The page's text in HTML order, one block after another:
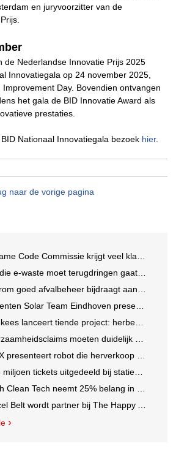
en juryvoorzitter van de
de Nederlandse Innovatie Prijs 2025
Innovatiegala op 24 november 2025,
Day. Bovendien ontvangen
het gala de BID Innovatie Award als
prestaties.
Nationaal Innovatiegala bezoek hier.
naar de vorige pagina
Commissie krijgt veel klachten over duurzaamheidsclaims
moet terugdringen gaat in, maar veel Nederlanders hebben er nog nooit van gehoord
afvalbeheer bijdraagt aan een professionelere bedrijfsvoering
Team Eindhoven presenteren 's werelds eerste zonne-ambulance
lanceert tiende project: herbebossing met koffie
moeten duidelijk en controleerbaar zijn vanaf 27 september
robot die herverkoop van kleding vergemakkelijkt
tickets uitgedeeld bij statiegeldwinactie met Tikkie
neemt 25% belang in bijna honderd jaar oud drinkwaterbedrijf in Guatemala
Belt wordt partner bij The Happy Activist